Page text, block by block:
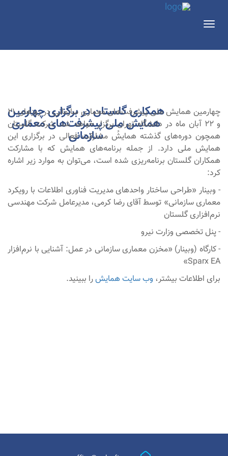
Toggle
آبان
۱۳۹۹ همکاری گلستان در برگزاری چهارمین
همایش ملی پیشرفت‌های معماری
سازمانی
چهارمین همایش ملی پیشرفت‌های معماری سازمانی در روزهای ۲۱
و ۲۲ آبان ماه در دانشگاه تهران برگزار خواهد شد. شرکت گلستان
همچون دوره‌های گذشته همایشُ‌ مشارکت فعالی در برگزاری این
همایش ملی دارد. از جمله برنامه‌های همایش که با مشارکت
همکاران گلستان برنامه‌ریزی شده است، می‌توان به موارد زیر اشاره
کرد:
- وبینار «طراحی ساختار واحدهای مدیریت فناوری اطلاعات با رویکرد
معماری سازمانی» توسط آقای رضا کرمی، مدیرعامل شرکت مهندسی
نرم‌افزاری گلستان
- پنل تخصصی وزارت نیرو
- کارگاه (وبینار) «مخزن معماری سازمانی در عمل: آشنایی با نرم‌افزار
Sparx EA»
برای اطلاعات بیشتر، وب سایت همایشرا ببینید.